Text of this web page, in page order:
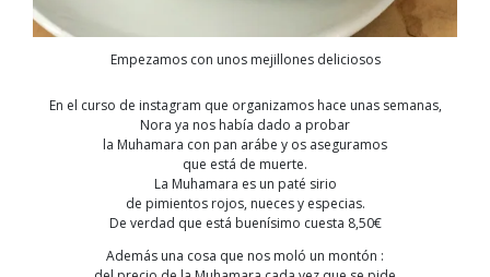
Empezamos con unos mejillones deliciosos
En el curso de instagram que organizamos hace unas semanas,
Nora ya nos había dado a probar
la Muhamara con pan arábe y os aseguramos
que está de muerte.
La Muhamara es un paté sirio
de pimientos rojos, nueces y especias.
De verdad que está buenísimo cuesta 8,50€
Además una cosa que nos moló un montón :